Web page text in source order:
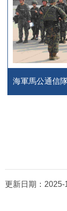
海軍馬公通信
更新日期： 2025-